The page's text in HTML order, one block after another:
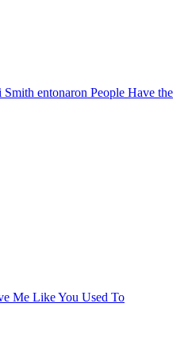
entonaron People Have the
Me Like You Used To